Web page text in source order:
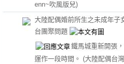
enn~吹風版兒)
大陸配偶婚前所生之未成年子
台團聚問題
鐵馬城重新開張
運作一段時間。 (大陸配偶台